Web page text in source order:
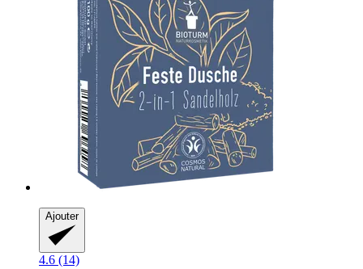
Ajouter
4.6 (14)